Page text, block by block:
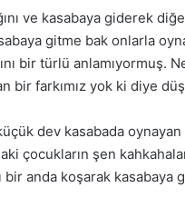
ve kasabaya giderek
gitme bak onlarla
bir türlü anlamıyormuş.
bir farkımız yok ki diye
dev kasabada oynayan
çocukların şen
bir anda koşarak kasabaya